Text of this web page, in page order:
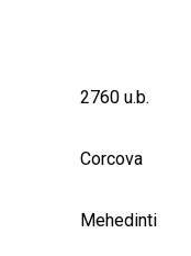
2760 u.b.
Corcova
Mehedinti